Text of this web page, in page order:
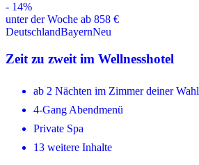
- 14%
unter der Woche ab 858 €
DeutschlandBayernNeu
Zeit zu zweit im Wellnesshotel
ab 2 Nächten im Zimmer deiner Wahl
4-Gang Abendmenü
Private Spa
13 weitere Inhalte